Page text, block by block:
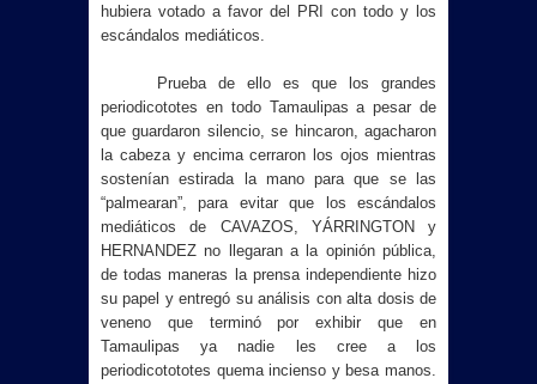
hubiera votado a favor del PRI con todo y los
escándalos mediáticos.
Prueba de ello es que los grandes
periodicototes en todo Tamaulipas a pesar de
que guardaron silencio, se hincaron, agacharon
la cabeza y encima cerraron los ojos mientras
sostenían estirada la mano para que se las
“palmearan”, para evitar que los escándalos
mediáticos de CAVAZOS, YÁRRINGTON y
HERNANDEZ no llegaran a la opinión pública,
de todas maneras la prensa independiente hizo
su papel y entregó su análisis con alta dosis de
veneno que terminó por exhibir que en
Tamaulipas ya nadie les cree a los
periodicotototes quema incienso y besa manos.